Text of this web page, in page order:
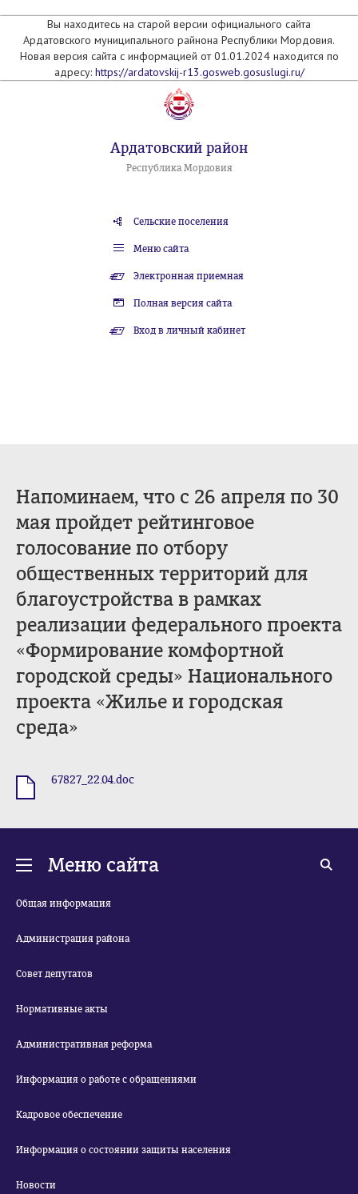
Вы находитесь на старой версии официального сайта
Ардатовского муниципального райнона Республики Мордовия.
Новая версия сайта с информацией от 01.01.2024 находится по
адресу: https://ardatovskij-r13.gosweb.gosuslugi.ru/
Ардатовский район
Республика Мордовия
Сельские поселения
Меню сайта
Электронная приемная
Полная версия сайта
Вход в личный кабинет
Напоминаем, что с 26 апреля по 30
мая пройдет рейтинговое
голосование по отбору
общественных территорий для
благоустройства в рамках
реализации федерального проекта
«Формирование комфортной
городской среды» Национального
проекта «Жилье и городская
среда»
67827_22.04.doc
Меню сайта
Общая информация
Администрация района
Совет депутатов
Нормативные акты
Административная реформа
Информация о работе с обращениями
Кадровое обеспечение
Информация о состоянии защиты населения
Новости